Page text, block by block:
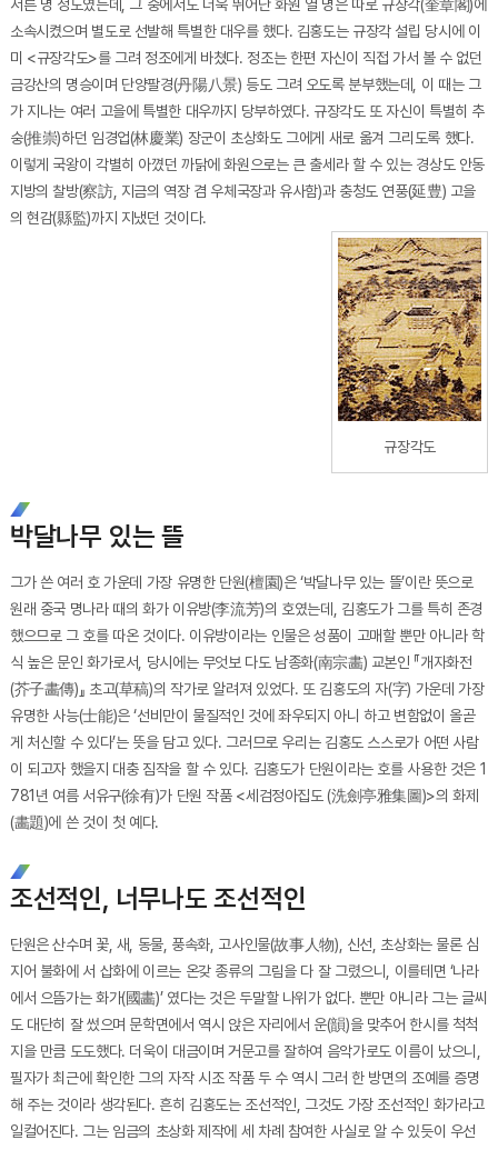
서른 명 정도였는데, 그 중에서도 더욱 뛰어난 화원 열 명은 따로 규장각(奎章閣)에
소속시켰으며 별도로 선발해 특별한 대우를 했다. 김홍도는 규장각 설립 당시에 이
미 <규장각도>를 그려 정조에게 바쳤다. 정조는 한편 자신이 직접 가서 볼 수 없던
금강산의 명승이며 단양팔경(丹陽八景) 등도 그려 오도록 분부했는데, 이 때는 그
가 지나는 여러 고을에 특별한 대우까지 당부하였다. 규장각도 또 자신이 특별히 추
숭(推崇)하던 임경업(林慶業) 장군이 초상화도 그에게 새로 옮겨 그리도록 했다.
이렇게 국왕이 각별히 아꼈던 까닭에 화원으로는 큰 출세라 할 수 있는 경상도 안동
지방의 찰방(察訪, 지금의 역장 겸 우체국장과 유사함)과 충청도 연풍(延豊) 고을
의 현감(縣監)까지 지냈던 것이다.
규장각도
박달나무 있는 뜰
그가 쓴 여러 호 가운데 가장 유명한 단원(檀園)은 ‘박달나무 있는 뜰’이란 뜻으로
원래 중국 명나라 때의 화가 이유방(李流芳)의 호였는데, 김홍도가 그를 특히 존경
했으므로 그 호를 따온 것이다. 이유방이라는 인물은 성품이 고매할 뿐만 아니라 학
식 높은 문인 화가로서, 당시에는 무엇보 다도 남종화(南宗畵) 교본인 『개자화전
(芥子畵傳)』 초고(草稿)의 작가로 알려져 있었다. 또 김홍도의 자(字) 가운데 가장
유명한 사능(士能)은 ‘선비만이 물질적인 것에 좌우되지 아니 하고 변함없이 올곧
게 처신할 수 있다’는 뜻을 담고 있다. 그러므로 우리는 김홍도 스스로가 어떤 사람
이 되고자 했을지 대충 짐작을 할 수 있다. 김홍도가 단원이라는 호를 사용한 것은 1
781년 여름 서유구(徐有)가 단원 작품 <세검정아집도 (洗劍亭雅集圖)>의 화제
(畵題)에 쓴 것이 첫 예다.
조선적인, 너무나도 조선적인
단원은 산수며 꽃, 새, 동물, 풍속화, 고사인물(故事人物), 신선, 초상화는 물론 심
지어 불화에 서 삽화에 이르는 온갖 종류의 그림을 다 잘 그렸으니, 이를테면 ‘나라
에서 으뜸가는 화가(國畵)’ 였다는 것은 두말할 나위가 없다. 뿐만 아니라 그는 글씨
도 대단히 잘 썼으며 문학면에서 역시 앉은 자리에서 운(韻)을 맞추어 한시를 척척
지을 만큼 도도했다. 더욱이 대금이며 거문고를 잘하여 음악가로도 이름이 났으니,
필자가 최근에 확인한 그의 자작 시조 작품 두 수 역시 그러 한 방면의 조예를 증명
해 주는 것이라 생각된다. 흔히 김홍도는 조선적인, 그것도 가장 조선적인 화가라고
일컬어진다. 그는 임금의 초상화 제작에 세 차례 참여한 사실로 알 수 있듯이 우선